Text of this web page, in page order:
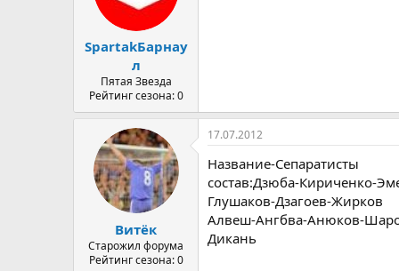
SpartakБарнау
л
Пятая Звезда
Рейтинг сезона: 0
Витёк
Старожил форума
Рейтинг сезона: 0
17.07.2012
Название-Сепаратисты
состав:Дзюба-Кириченко-
Глушаков-Дзагоев-Жирков
Алвеш-Ангбва-Анюков-
Дикань